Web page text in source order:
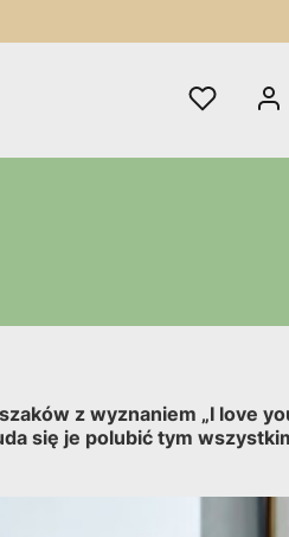
Ulubione
z wyznaniem „I love
się je polubić tym